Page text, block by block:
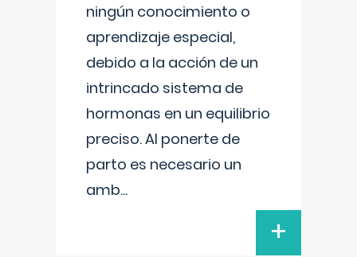
ningún conocimiento o
aprendizaje especial,
debido a la acción de un
intrincado sistema de
hormonas en un equilibrio
preciso. Al ponerte de
parto es necesario un
amb...
+